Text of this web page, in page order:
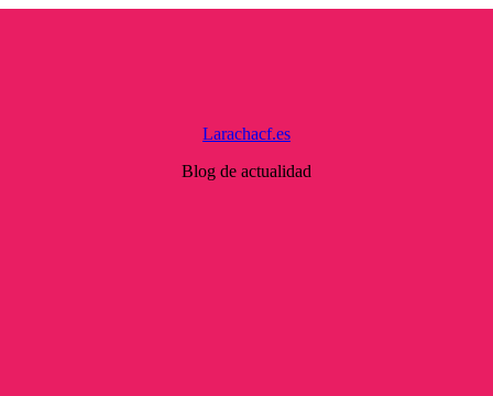
Larachacf.es
Blog de actualidad